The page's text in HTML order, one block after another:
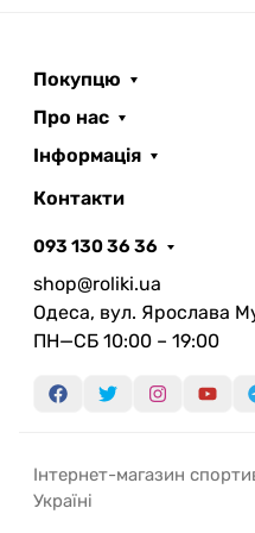
Покупцю
Про нас
Інформація
Контакти
093 130 36 36
shop@roliki.ua
Одеса, вул. Ярослава
ПН—СБ 10:00 – 19:00
Інтернет-магазин
Україні